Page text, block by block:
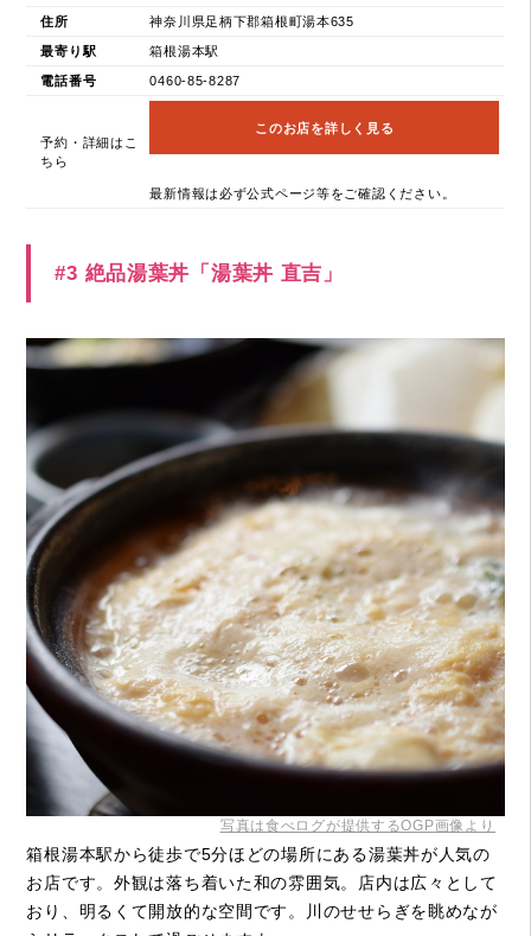
住所 神奈川県足柄下郡箱根町湯本635
最寄り駅 箱根湯本駅
電話番号 0460-85-8287
予約・詳細はこ
ちら
このお店を詳しく見る
最新情報は必ず公式ページ等をご確認ください。
#3 絶品湯葉丼「湯葉丼 直吉」
写真は食べログが提供するOGP画像より
箱根湯本駅から徒歩で5分ほどの場所にある湯葉丼が人気の
お店です。外観は落ち着いた和の雰囲気。店内は広々として
おり、明るくて開放的な空間です。川のせせらぎを眺めなが